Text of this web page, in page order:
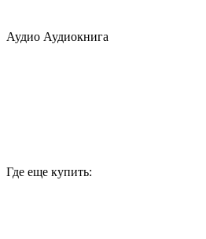
Аудио Аудиокнига
Где еще купить: